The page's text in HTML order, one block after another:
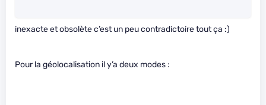
inexacte et obsolète c’est un peu contradictoire tout ça :)
Pour la géolocalisation il y’a deux modes :